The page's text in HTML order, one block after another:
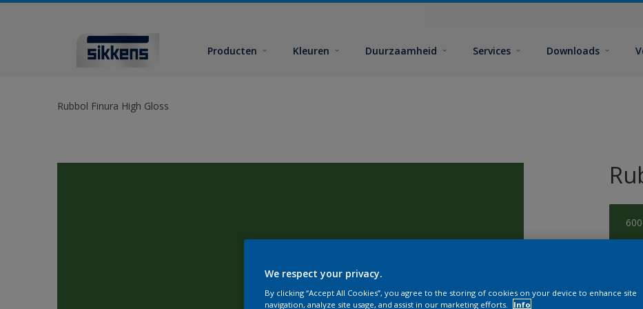
Producten Kleuren Duurzaamheid Services Downloads
Rubbol Finura High Gloss
We respect your privacy.
By clicking “Accept All Cookies”, you agree to the storing of cookies on your device to enhance site
navigation, analyze site usage, and assist in our marketing efforts.
Info